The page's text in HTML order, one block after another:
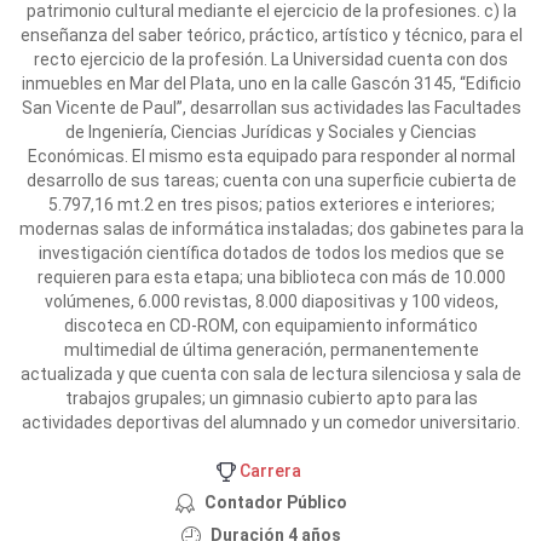
patrimonio cultural mediante el ejercicio de la profesiones. c) la
enseñanza del saber teórico, práctico, artístico y técnico, para el
recto ejercicio de la profesión. La Universidad cuenta con dos
inmuebles en Mar del Plata, uno en la calle Gascón 3145, “Edificio
San Vicente de Paul”, desarrollan sus actividades las Facultades
de Ingeniería, Ciencias Jurídicas y Sociales y Ciencias
Económicas. El mismo esta equipado para responder al normal
desarrollo de sus tareas; cuenta con una superficie cubierta de
5.797,16 mt.2 en tres pisos; patios exteriores e interiores;
modernas salas de informática instaladas; dos gabinetes para la
investigación científica dotados de todos los medios que se
requieren para esta etapa; una biblioteca con más de 10.000
volúmenes, 6.000 revistas, 8.000 diapositivas y 100 videos,
discoteca en CD-ROM, con equipamiento informático
multimedial de última generación, permanentemente
actualizada y que cuenta con sala de lectura silenciosa y sala de
trabajos grupales; un gimnasio cubierto apto para las
actividades deportivas del alumnado y un comedor universitario.
Carrera
Contador Público
Duración 4 años